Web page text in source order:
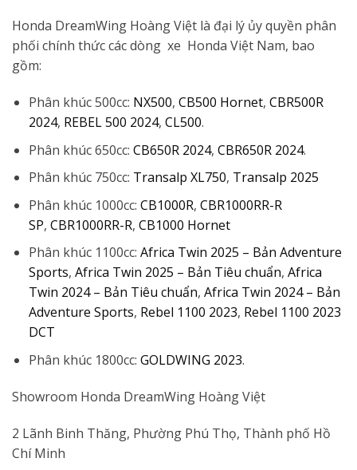
Honda DreamWing Hoàng Việt là đại lý ủy quyền phân
phối chính thức các dòng xe Honda Việt Nam, bao
gồm:
Phân khúc 500cc: NX500, CB500 Hornet, CBR500R
2024, REBEL 500 2024, CL500.
Phân khúc 650cc: CB650R 2024, CBR650R 2024.
Phân khúc 750cc: Transalp XL750, Transalp 2025
Phân khúc 1000cc: CB1000R, CBR1000RR-R
SP, CBR1000RR-R, CB1000 Hornet
Phân khúc 1100cc: Africa Twin 2025 – Bản Adventure
Sports, Africa Twin 2025 – Bản Tiêu chuẩn, Africa
Twin 2024 – Bản Tiêu chuẩn, Africa Twin 2024 – Bản
Adventure Sports, Rebel 1100 2023, Rebel 1100 2023
DCT
Phân khúc 1800cc: GOLDWING 2023.
Showroom Honda DreamWing Hoàng Việt
2 Lãnh Binh Thăng, Phường Phú Thọ, Thành phố Hồ
Chí Minh